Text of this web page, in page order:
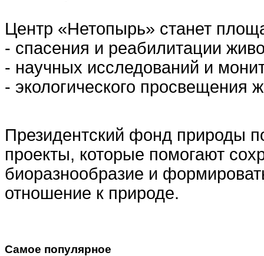
Центр «Нетопырь» станет
- спасения и реабилитации
- научных исследований и
- экологического просвещения
Президентский фонд природы
проекты, которые помогают
биоразнообразие и
отношение к природе.
Самое популярное